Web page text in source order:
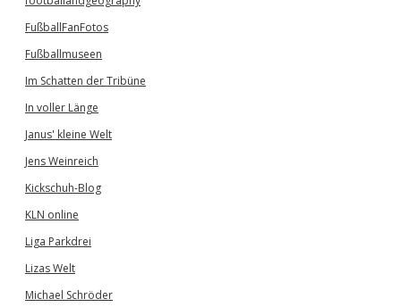
FußballFanFotos
Fußballmuseen
Im Schatten der Tribüne
In voller Länge
Janus' kleine Welt
Jens Weinreich
Kickschuh-Blog
KLN online
Liga Parkdrei
Lizas Welt
Michael Schröder